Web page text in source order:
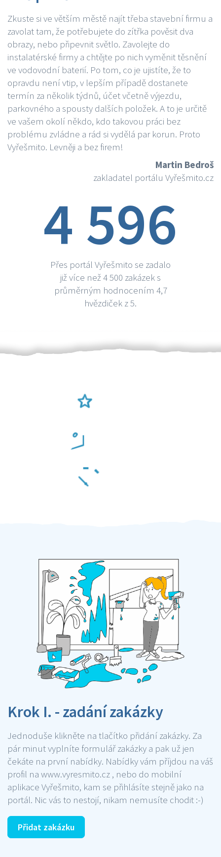
Zkuste si ve větším městě najít třeba stavební firmu a
zavolat tam, že potřebujete do zítřka pověsit dva
obrazy, nebo připevnit světlo. Zavolejte do
instalatérské firmy a chtějte po nich vyměnit těsnění
ve vodovodní baterií. Po tom, co je ujistíte, že to
opravdu není vtip, v lepším případě dostanete
termín za několik týdnů, účet včetně výjezdu,
parkovného a spousty dalších položek. A to je určitě
ve vašem okolí někdo, kdo takovou práci bez
problému zvládne a rád si vydělá par korun. Proto
Vyřešmito. Levněji a bez firem!
Martin Bedroš
zakladatel portálu Vyřešmito.cz
4 596
Přes portál Vyřešmito se zadalo
již více než 4 500 zakázek s
průměrným hodnocením 4,7
hvězdiček z 5.
Krok I. - zadání zakázky
Jednoduše klikněte na tlačítko přidání zakázky. Za
pár minut vyplníte formulář zakázky a pak už jen
čekáte na první nabídky. Nabídky vám příjdou na váš
profil na www.vyresmito.cz , nebo do mobilní
aplikace Vyřešmito, kam se přihlásíte stejně jako na
portál. Nic vás to nestojí, nikam nemusíte chodit :-)
Přidat zakázku